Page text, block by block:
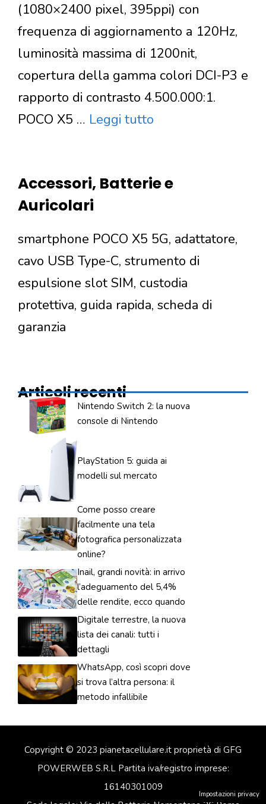
(1080×2400 pixel, 395ppi) con
frequenza di aggiornamento a 120Hz,
luminosità massima di 1200nit,
copertura della gamma colori DCI-P3 e
rapporto di contrasto 4.500.000:1.
POCO X5 … Leggi tutto
Accessori, Batterie e
Auricolari
smartphone POCO X5 5G, adattatore,
cavo USB Type-C, strumento di
espulsione slot SIM, custodia
protettiva, guida rapida, scheda di
garanzia
Articoli recenti
Nintendo Switch 2: la nuova
console di Nintendo
PlayStation 5: guida ai
modelli sul mercato
Come posso creare
facilmente una tela
fotografica personalizzata
online?
Inail, grandi novità: in arrivo
l’adeguamento del 5,4%
delle rendite, ecco quando
Digitale terrestre, la nuova
lista dei canali: tutti i
dettagli
WhatsApp, così scopri dove
si trova l’altra persona: il
metodo infallibile
Copyright © 2023 pianetacellulare.it proprietà di GFG
POWERWEB S.R.L Partita iva/registro imprese:
16140301009
Impostazioni privacy